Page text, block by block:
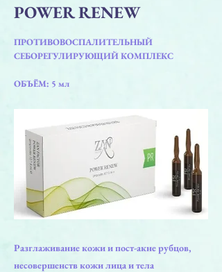
POWER RENEW
ПРОТИВОВОСПАЛИТЕЛЬНЫЙ
СЕБОРЕГУЛИРУЮЩИЙ КОМПЛЕКС
ОБЪЁМ: 5 мл
Разглаживание кожи и пост-акне рубцов,
несовершенств кожи лица и тела